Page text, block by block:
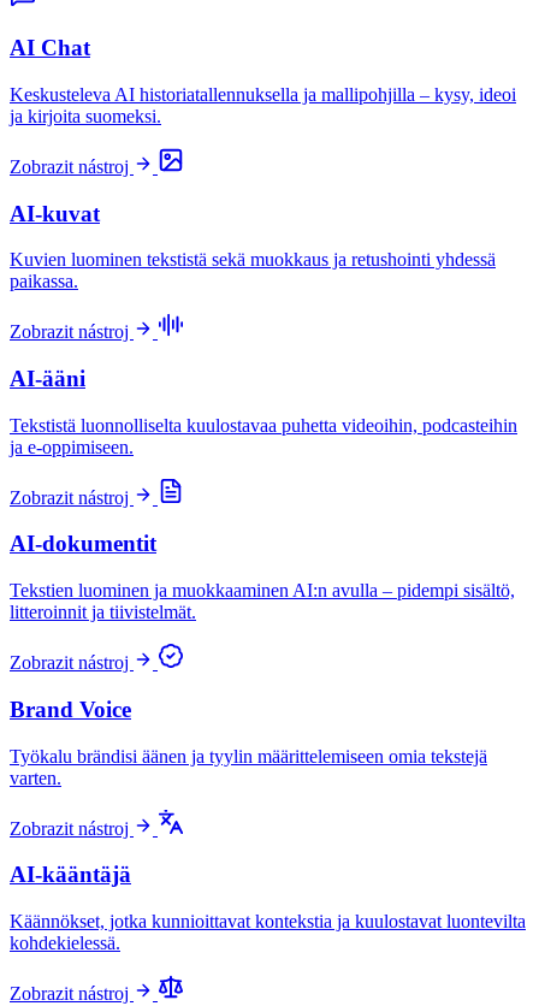
AI Chat
Keskusteleva AI historiatallennuksella ja mallipohjilla – kysy, ideoi
ja kirjoita suomeksi.
Zobrazit nástroj
AI-kuvat
Kuvien luominen tekstistä sekä muokkaus ja retushointi yhdessä
paikassa.
Zobrazit nástroj
AI-ääni
Tekstistä luonnolliselta kuulostavaa puhetta videoihin, podcasteihin
ja e-oppimiseen.
Zobrazit nástroj
AI-dokumentit
Tekstien luominen ja muokkaaminen AI:n avulla – pidempi sisältö,
litteroinnit ja tiivistelmät.
Zobrazit nástroj
Brand Voice
Työkalu brändisi äänen ja tyylin määrittelemiseen omia tekstejä
varten.
Zobrazit nástroj
AI-kääntäjä
Käännökset, jotka kunnioittavat kontekstia ja kuulostavat luontevilta
kohdekielessä.
Zobrazit nástroj